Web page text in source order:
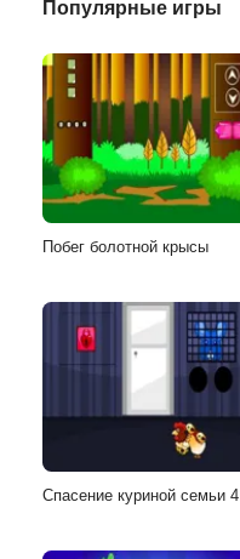
Популярные игры
Побег болотной крысы
Спасение куриной семьи 4